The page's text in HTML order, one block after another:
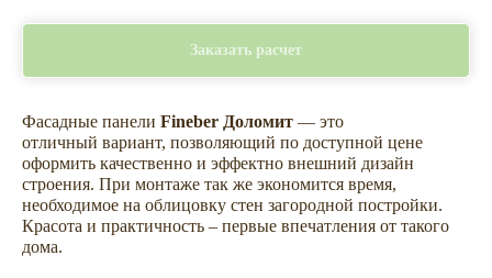
Заказать расчет
Фасадные панели Fineber Доломит — это
отличный вариант, позволяющий по доступной цене
оформить качественно и эффектно внешний дизайн
строения. При монтаже так же экономится время,
необходимое на облицовку стен загородной постройки.
Красота и практичность – первые впечатления от такого
дома.